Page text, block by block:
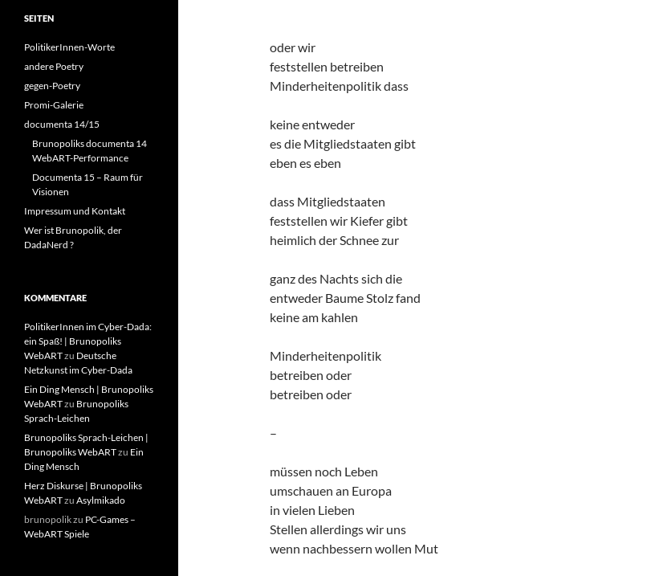
oder wir
feststellen betreiben
Minderheitenpolitik dass
keine entweder
es die Mitgliedstaaten gibt
eben es eben
dass Mitgliedstaaten
feststellen wir Kiefer gibt
heimlich der Schnee zur
ganz des Nachts sich die
entweder Baume Stolz fand
keine am kahlen
Minderheitenpolitik
betreiben oder
betreiben oder
–
müssen noch Leben
umschauen an Europa
in vielen Lieben
Stellen allerdings wir uns
wenn nachbessern wollen Mut
SEITEN
PolitikerInnen-Worte
andere Poetry
gegen-Poetry
Promi-Galerie
documenta 14/15
Brunopoliks documenta 14
WebART-Performance
Documenta 15 – Raum für
Visionen
Impressum und Kontakt
Wer ist Brunopolik, der
DadaNerd ?
KOMMENTARE
PolitikerInnen im Cyber-Dada:
ein Spaß! | Brunopoliks
WebARTzu Deutsche
Netzkunst im Cyber-Dada
Ein Ding Mensch | Brunopoliks
WebARTzu Brunopoliks
Sprach-Leichen
Brunopoliks Sprach-Leichen |
Brunopoliks WebARTzu Ein
Ding Mensch
Herz Diskurse | Brunopoliks
WebARTzu Asylmikado
brunopolikzu PC-Games –
WebART Spiele